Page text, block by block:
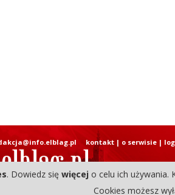
kontakt| o serwisie|
. Dowiedz się więcej o celu ich używania.
Cookies możesz